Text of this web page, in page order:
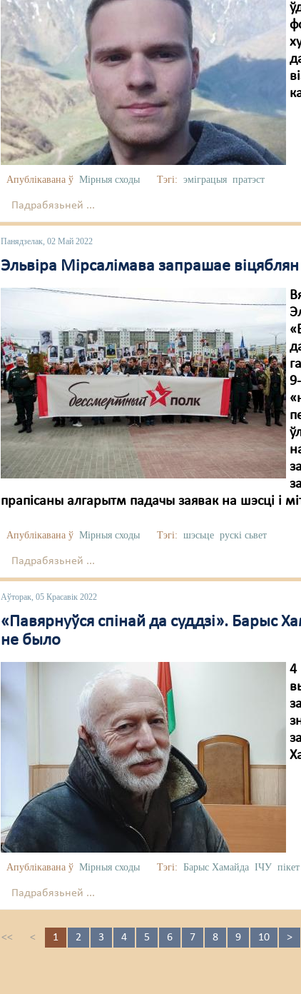
Апублікавана ў Мірныя сходы Тэгі: эміграцыя пратэст
Падрабязьней ...
Панядзелак, 02 Май 2022
Эльвіра Мірсалімава запрашае
прапісаны алгарытм падачы заявак на шэсці і
Апублікавана ў Мірныя сходы Тэгі: шэсьце рускі сьвет
Падрабязьней ...
Аўторак, 05 Красавік 2022
«Павярнуўся спінай да суддзі». Барыс
не было
4
Апублікавана ў Мірныя сходы Тэгі: Барыс Хамайда ІЧУ пікет
Падрабязьней ...
<< < 1 2 3 4 5 6 7 8 9 10 >